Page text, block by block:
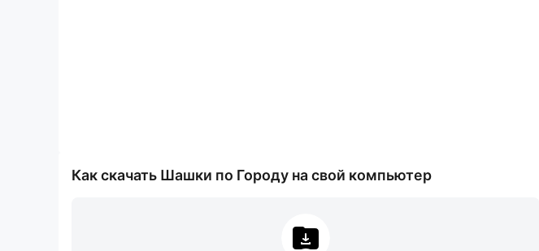
Как скачать Шашки по Городу на свой компьютер